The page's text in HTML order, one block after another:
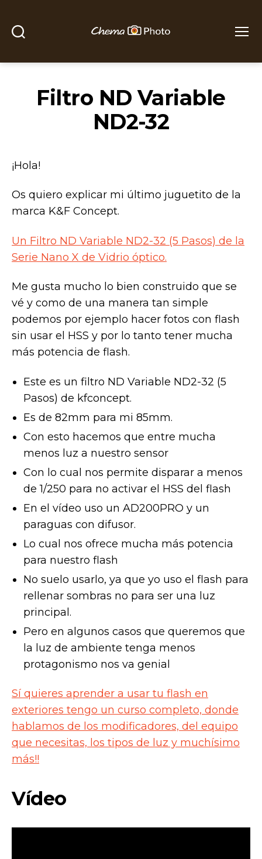
Photo
Filtro ND Variable
ND2-32
¡Hola!
Os quiero explicar mi último juguetito de la
marca K&F Concept.
Un Filtro ND Variable ND2-32 (5 Pasos) de la
Serie Nano X de Vidrio óptico.
Me gusta mucho lo bien construido que se
vé y como de una manera tan simple
podemos por ejemplo hacer fotos con flash
sin usar el HSS y por lo tanto tener mucha
más potencia de flash.
Este es un filtro ND Variable ND2-32 (5
Pasos) de kfconcept.
Es de 82mm para mi 85mm.
Con esto hacemos que entre mucha
menos luz a nuestro sensor
Con lo cual nos permite disparar a menos
de 1/250 para no activar el HSS del flash
En el vídeo uso un AD200PRO y un
paraguas con difusor.
Lo cual nos ofrece mucha más potencia
para nuestro flash
No suelo usarlo, ya que yo uso el flash para
rellenar sombras no para ser una luz
principal.
Pero en algunos casos que queremos que
la luz de ambiente tenga menos
protagonismo nos va genial
Sí quieres aprender a usar tu flash en
exteriores tengo un curso completo, donde
hablamos de los modificadores, del equipo
que necesitas, los tipos de luz y muchísimo
más!!
Vídeo